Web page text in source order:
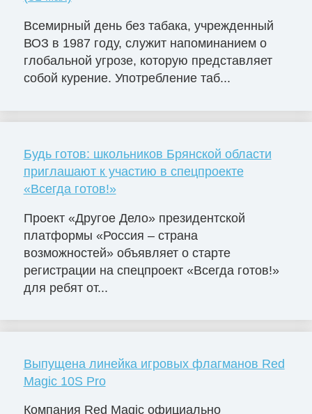
Всемирный день без табака, учрежденный
ВОЗ в 1987 году, служит напоминанием о
глобальной угрозе, которую представляет
собой курение. Употребление таб...
Будь готов: школьников Брянской области
приглашают к участию в спецпроекте
«Всегда готов!»
Проект «Другое Дело» президентской
платформы «Россия – страна
возможностей» объявляет о старте
регистрации на спецпроект «Всегда готов!»
для ребят от...
Выпущена линейка игровых флагманов Red
Magic 10S Pro
Компания Red Magic официально